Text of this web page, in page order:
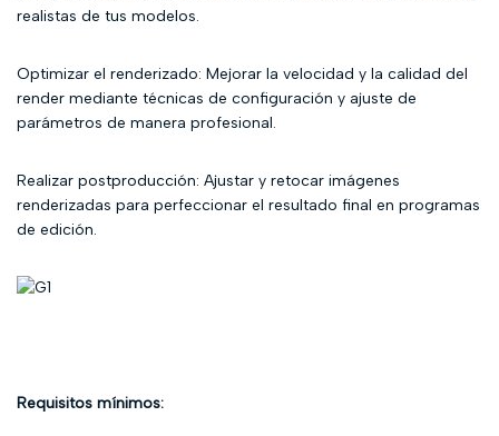
realistas de tus modelos.
Optimizar el renderizado: Mejorar la velocidad y la calidad del
render mediante técnicas de configuración y ajuste de
parámetros de manera profesional.
Realizar postproducción: Ajustar y retocar imágenes
renderizadas para perfeccionar el resultado final en programas
de edición.
Requisitos mínimos: